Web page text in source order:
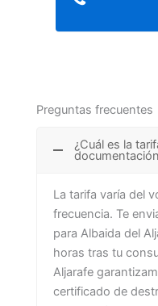
Preguntas frecuentes
¿Cuál es la
La tarifa varía del
frecuencia. Te
para Albaida del
horas tras tu
Aljarafe
certificado de